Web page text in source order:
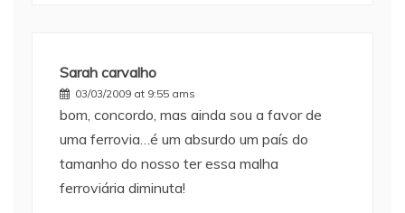
Sarah carvalho
03/03/2009 at 9:55 ams
bom, concordo, mas ainda sou a favor de
uma ferrovia…é um absurdo um país do
tamanho do nosso ter essa malha
ferroviária diminuta!